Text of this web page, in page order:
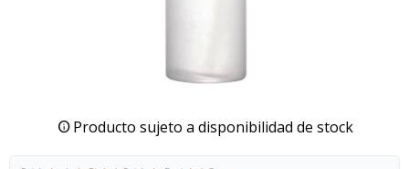
Producto sujeto a disponibilidad de stock